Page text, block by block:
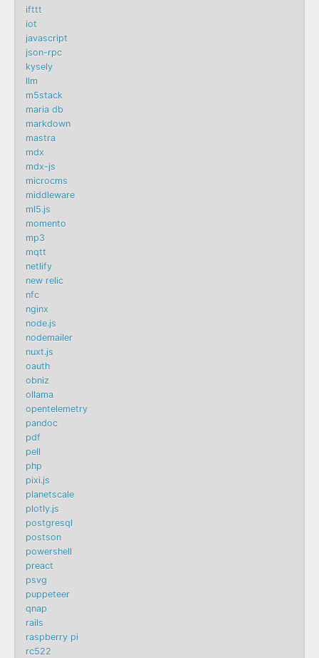
ifttt
iot
javascript
json-rpc
kysely
llm
m5stack
maria db
markdown
mastra
mdx
mdx-js
microcms
middleware
ml5.js
momento
mp3
mqtt
netlify
new relic
nfc
nginx
node.js
nodemailer
nuxt.js
oauth
obniz
ollama
opentelemetry
pandoc
pdf
pell
php
pixi.js
planetscale
plotly.js
postgresql
postson
powershell
preact
psvg
puppeteer
qnap
rails
raspberry pi
rc522